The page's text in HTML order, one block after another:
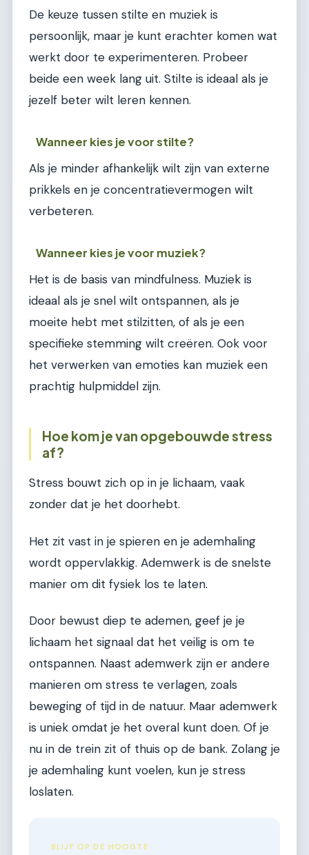
De keuze tussen stilte en muziek is
persoonlijk, maar je kunt erachter komen wat
werkt door te experimenteren. Probeer
beide een week lang uit. Stilte is ideaal als je
jezelf beter wilt leren kennen.
Wanneer kies je voor stilte?
Als je minder afhankelijk wilt zijn van externe
prikkels en je concentratievermogen wilt
verbeteren.
Wanneer kies je voor muziek?
Het is de basis van mindfulness. Muziek is
ideaal als je snel wilt ontspannen, als je
moeite hebt met stilzitten, of als je een
specifieke stemming wilt creëren. Ook voor
het verwerken van emoties kan muziek een
prachtig hulpmiddel zijn.
Hoe kom je van opgebouwde stress
af?
Stress bouwt zich op in je lichaam, vaak
zonder dat je het doorhebt.
Het zit vast in je spieren en je ademhaling
wordt oppervlakkig. Ademwerk is de snelste
manier om dit fysiek los te laten.
Door bewust diep te ademen, geef je je
lichaam het signaal dat het veilig is om te
ontspannen. Naast ademwerk zijn er andere
manieren om stress te verlagen, zoals
beweging of tijd in de natuur. Maar ademwerk
is uniek omdat je het overal kunt doen. Of je
nu in de trein zit of thuis op de bank. Zolang je
je ademhaling kunt voelen, kun je stress
loslaten.
BLIJF OP DE HOOGTE